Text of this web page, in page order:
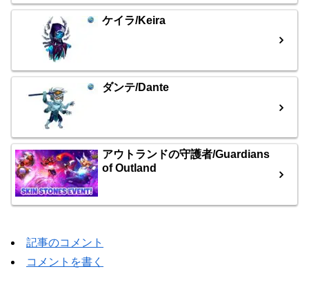
ケイラ/Keira
ダンテ/Dante
アウトランドの守護者/Guardians
of Outland
記事のコメント
コメントを書く